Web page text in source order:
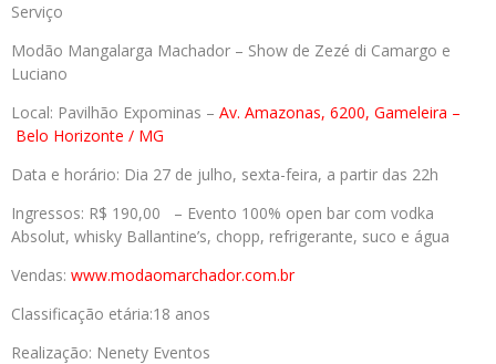
Serviço
Modão Mangalarga Machador – Show de Zezé di Camargo e
Luciano
Local: Pavilhão Expominas – Av. Amazonas, 6200, Gameleira –
Belo Horizonte / MG
Data e horário: Dia 27 de julho, sexta-feira, a partir das 22h
Ingressos: R$ 190,00 – Evento 100% open bar com vodka
Absolut, whisky Ballantine’s, chopp, refrigerante, suco e água
Vendas: www.modaomarchador.com.br
Classificação etária:18 anos
Realização: Nenety Eventos